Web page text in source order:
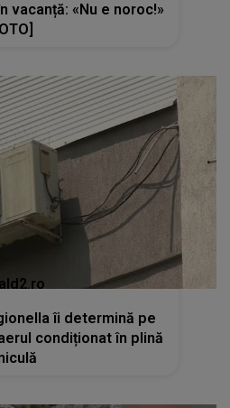
vacanță: «Nu e noroc!»
îi determină pe
condiționat în plină